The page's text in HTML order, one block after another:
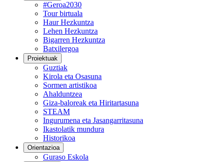
#Geroa2030
Tour birtuala
Haur Hezkuntza
Lehen Hezkuntza
Bigarren Hezkuntza
Batxilergoa
Proiektuak
Guztiak
Kirola eta Osasuna
Sormen artistikoa
Ahalduntzea
Giza-baloreak eta Hiritartasuna
STEAM
Ingurumena eta Jasangarritasuna
Ikastolatik mundura
Historikoa
Orientazioa
Guraso Eskola